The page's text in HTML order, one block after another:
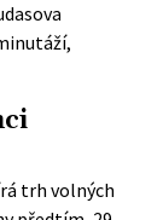
trh volných